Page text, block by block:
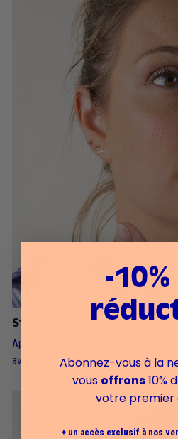
Step 2
Appliquer sur les lèvres avec le
avec une nouvelle passe de produit
-
Abonnez-vous à la
vous offrons10%
votre premier
+ un accès exclusif à nos